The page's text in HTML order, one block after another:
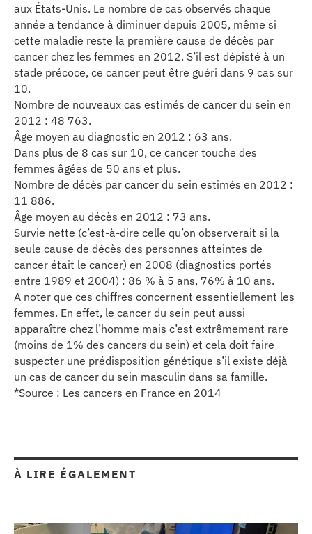
aux États-Unis. Le nombre de cas observés chaque
année a tendance à diminuer depuis 2005, même si
cette maladie reste la première cause de décès par
cancer chez les femmes en 2012. S’il est dépisté à un
stade précoce, ce cancer peut être guéri dans 9 cas sur
10.
Nombre de nouveaux cas estimés de cancer du sein en
2012 : 48 763.
Âge moyen au diagnostic en 2012 : 63 ans.
Dans plus de 8 cas sur 10, ce cancer touche des
femmes âgées de 50 ans et plus.
Nombre de décès par cancer du sein estimés en 2012 :
11 886.
Âge moyen au décès en 2012 : 73 ans.
Survie nette (c’est-à-dire celle qu’on observerait si la
seule cause de décès des personnes atteintes de
cancer était le cancer) en 2008 (diagnostics portés
entre 1989 et 2004) : 86 % à 5 ans, 76% à 10 ans.
A noter que ces chiffres concernent essentiellement les
femmes. En effet, le cancer du sein peut aussi
apparaître chez l’homme mais c’est extrêmement rare
(moins de 1% des cancers du sein) et cela doit faire
suspecter une prédisposition génétique s’il existe déjà
un cas de cancer du sein masculin dans sa famille.
*Source : Les cancers en France en 2014
À LIRE ÉGALEMENT